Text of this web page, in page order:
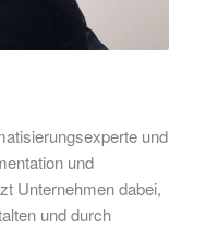
und
und
Unternehmen dabei,
und durch